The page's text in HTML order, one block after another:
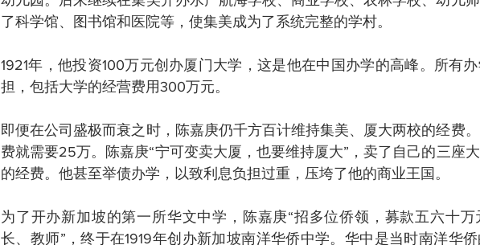
了科学馆、图书馆和医院等，使集美成为了系统完整的学村。
1921年，他投资100万元创办厦门大学，这是他在中国办学的高峰。所有
担，包括大学的经营费用300万元。
即便在公司盛极而衰之时，陈嘉庚仍千方百计维持集美、厦大两校的经费
费就需要25万。陈嘉庚“宁可变卖大厦，也要维持厦大”，卖了自己的三座
的经费。他甚至举债办学，以致利息负担过重，压垮了他的商业王国。
为了开办新加坡的第一所华文中学，陈嘉庚“招多位侨领，募款五六十
长、教师”，终于在1919年创办新加坡南洋华侨中学。华中是当时南洋华